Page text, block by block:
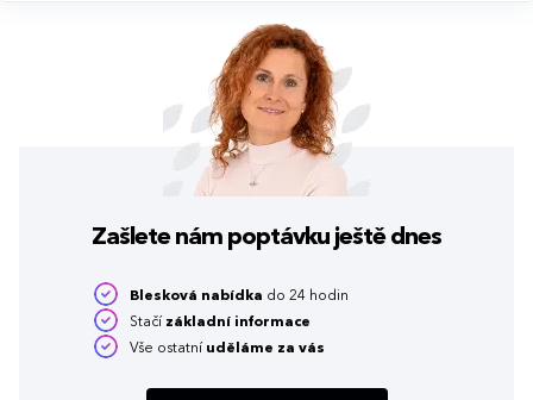
Zašlete nám poptávku ještě dnes
Blesková nabídka do 24 hodin
Stačí základní informace
Vše ostatní uděláme za vás